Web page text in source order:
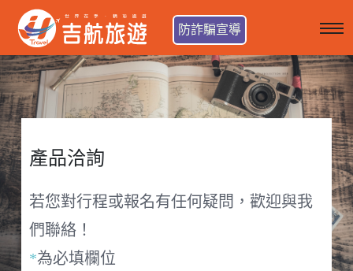
防詐騙宣導
產品洽詢
若您對行程或報名有任何疑問，歡迎與我
們聯絡！
*為必填欄位